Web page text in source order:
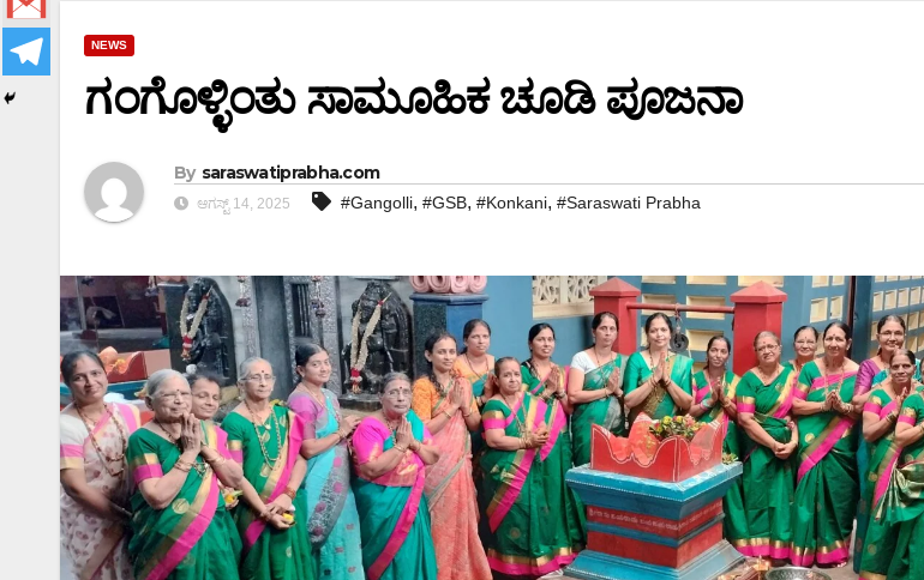
NEWS
ಗಂಗೊಳ್ಳಿಂತು ಸಾಮೂಹಿಕ ಚೂಡಿ ಪೂಜನಾ
By saraswatiprabha.com
ಆಗಸ್ಟ್ 14, 2025 #Gangolli, #GSB, #Konkani, #Saraswati Prabha